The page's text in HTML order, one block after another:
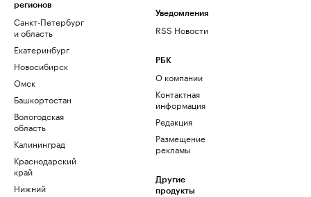
регионов
Санкт-Петербург
и область
Екатеринбург
Новосибирск
Омск
Башкортостан
Вологодская
область
Калининград
Краснодарский
край
Нижний
Уведомления
RSS Новости
РБК
О компании
Контактная
информация
Редакция
Размещение
рекламы
Другие
продукты